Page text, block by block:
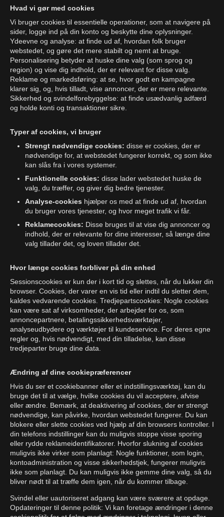
Hvad vi gør med cookies
Vi bruger cookies til essentielle operationer, som at navigere på
sider, logge ind på din konto og beskytte dine oplysninger.
Ydeevne og analyse: at finde ud af, hvordan folk bruger
webstedet, og gøre det mere stabilt og nemt at bruge.
Personalisering betyder at huske dine valg (som sprog og
region) og vise dig indhold, der er relevant for disse valg.
Reklame og markedsføring: at se, hvor godt en kampagne
klarer sig, og, hvis tilladt, vise annoncer, der er mere relevante.
Sikkerhed og svindelforebyggelse: at finde usædvanlig adfærd
og holde konti og transaktioner sikre.
Typer af cookies, vi bruger
Strengt nødvendige cookies: disse er cookies, der er
nødvendige for, at webstedet fungerer korrekt, og som ikke
kan slås fra i vores systemer.
Funktionelle cookies: disse lader webstedet huske de
valg, du træffer, og giver dig bedre tjenester.
Analyse-cookies hjælper os med at finde ud af, hvordan
du bruger vores tjenester, og hvor meget trafik vi får.
Reklamecookies: Disse bruges til at vise dig annoncer og
indhold, der er relevante for dine interesser, så længe dine
valg tillader det, og loven tillader det.
Hvor længe cookies forbliver på din enhed
Sessionscookies er kun der i kort tid og slettes, når du lukker din
browser. Cookies, der varer en vis tid eller indtil du sletter dem,
kaldes vedvarende cookies. Tredjepartscookies: Nogle cookies
kan være sat af virksomheder, der arbejder for os, som
annoncepartnere, betalingssikkerhedsværktøjer,
analyseudbydere og værktøjer til kundeservice. For deres egne
regler og, hvis nødvendigt, med din tilladelse, kan disse
tredjeparter bruge dine data.
Ændring af dine cookiepræferencer
Hvis du ser et cookiebanner eller et indstillingsværktøj, kan du
bruge det til at vælge, hvilke cookies du vil acceptere, afvise
eller ændre. Bemærk, at deaktivering af cookies, der er strengt
nødvendige, kan påvirke, hvordan webstedet fungerer. Du kan
blokere eller slette cookies ved hjælp af din browsers kontroller. I
din telefons indstillinger kan du muligvis stoppe visse sporing
eller rydde reklameidentifikatorer. Hvorfor slukning af cookies
muligvis ikke virker som planlagt: Nogle funktioner, som login,
kontoadministration og visse sikkerhedstjek, fungerer muligvis
ikke som planlagt. Du kan muligvis ikke gemme dine valg, så du
bliver nødt til at træffe dem igen, når du kommer tilbage.
Svindel eller uautoriseret adgang kan være sværere at opdage.
Opdateringer til denne politik: Vi kan foretage ændringer i denne